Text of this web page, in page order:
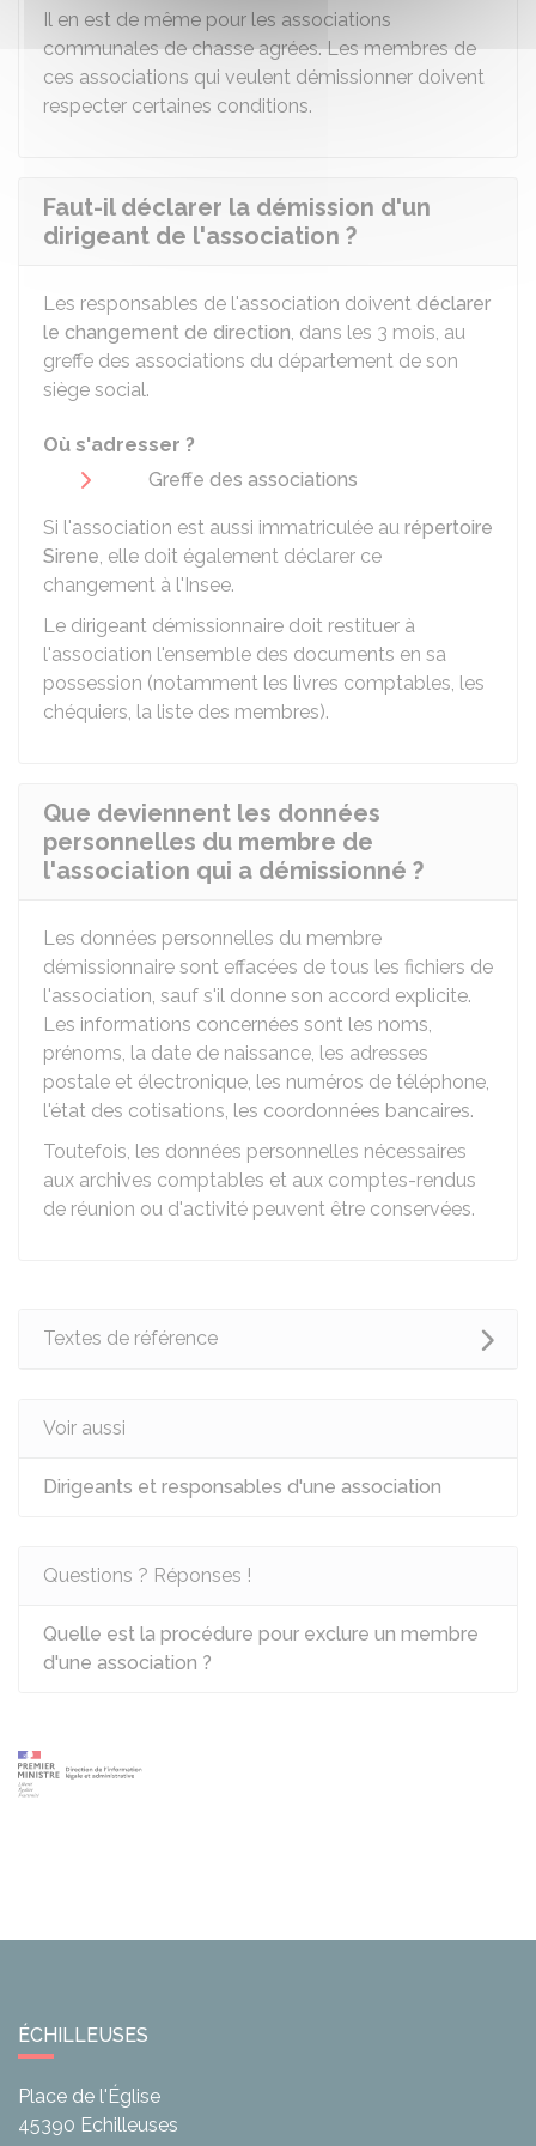
Il en est de même pour les associations
communales de chasse agrées. Les membres de
ces associations qui veulent démissionner doivent
respecter certaines conditions.
Faut-il déclarer la démission d'un
dirigeant de l'association ?
Les responsables de l'association doivent déclarer
le changement de direction, dans les 3 mois, au
greffe des associations du département de son
siège social.
Où s'adresser ?
Greffe des associations
Si l'association est aussi immatriculée au répertoire
Sirene, elle doit également déclarer ce
changement à l'Insee.
Le dirigeant démissionnaire doit restituer à
l'association l'ensemble des documents en sa
possession (notamment les livres comptables, les
chéquiers, la liste des membres).
Que deviennent les données
personnelles du membre de
l'association qui a démissionné ?
Les données personnelles du membre
démissionnaire sont effacées de tous les fichiers de
l'association, sauf s'il donne son accord explicite.
Les informations concernées sont les noms,
prénoms, la date de naissance, les adresses
postale et électronique, les numéros de téléphone,
l'état des cotisations, les coordonnées bancaires.
Toutefois, les données personnelles nécessaires
aux archives comptables et aux comptes-rendus
de réunion ou d'activité peuvent être conservées.
Textes de référence
Voir aussi
Dirigeants et responsables d'une association
Questions ? Réponses !
Quelle est la procédure pour exclure un membre
d'une association ?
ÉCHILLEUSES
Place de l'Église
45390 Echilleuses